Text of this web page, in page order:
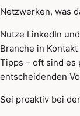
Netzwerken, was
Nutze LinkedIn
Branche in
Tipps – oft sind es
entscheidenden
Sei proaktiv bei